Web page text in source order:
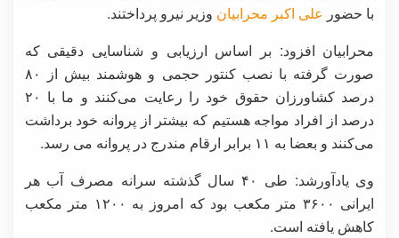
با حضور علی اکبر محرابیان وزیر نیرو پرداختند.
محرابیان افزود: بر اساس ارزیابی و شناسایی دقیقی که
صورت گرفته با نصب کنتور حجمی و هوشمند بیش از ۸۰
درصد کشاورزان حقوق خود را رعایت می‌کنند و ما با ۲۰
درصد از افراد مواجه هستیم که بیشتر از پروانه خود برداشت
می‌کنند و بعضا به ۱۱ برابر ارقام مندرج در پروانه می رسد.
وی یادآورشد: طی ۴۰ سال گذشته سرانه مصرف آب هر
ایرانی ۳۶۰۰ متر مکعب بود که امروز به ۱۲۰۰ متر مکعب
کاهش یافته است.